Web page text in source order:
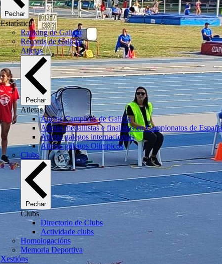
Pechar
Estatística
Ranking de Galicia
Récords de Galicia
Atletas
Pechar
Atletas
Atletas Campións de Galicia
Atletas medallistas e finalistas en Campionatos de España
Atletas galegos internacionais
Atletas galegos Olímpicos
Clubs
Pechar
Clubs
Directorio de Clubs
Actividade clubs
Homologacións
Memoria Deportiva
Xestións